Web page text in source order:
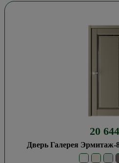
20 644
Дверь Галерея